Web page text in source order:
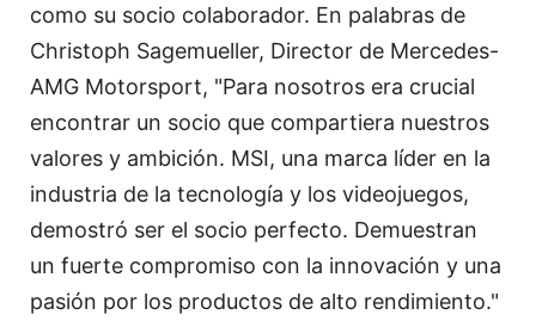
como su socio colaborador. En palabras de
Christoph Sagemueller, Director de Mercedes-
AMG Motorsport, "Para nosotros era crucial
encontrar un socio que compartiera nuestros
valores y ambición. MSI, una marca líder en la
industria de la tecnología y los videojuegos,
demostró ser el socio perfecto. Demuestran
un fuerte compromiso con la innovación y una
pasión por los productos de alto rendimiento."